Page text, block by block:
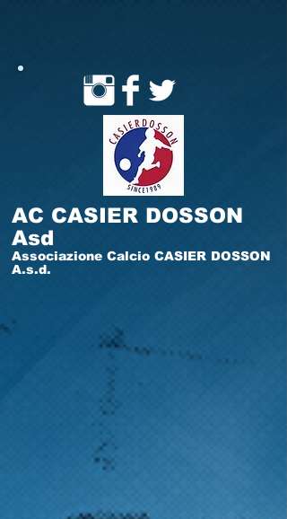
AC CASIER DOSSON
Asd
Associazione Calcio CASIER DOSSON
A.s.d.